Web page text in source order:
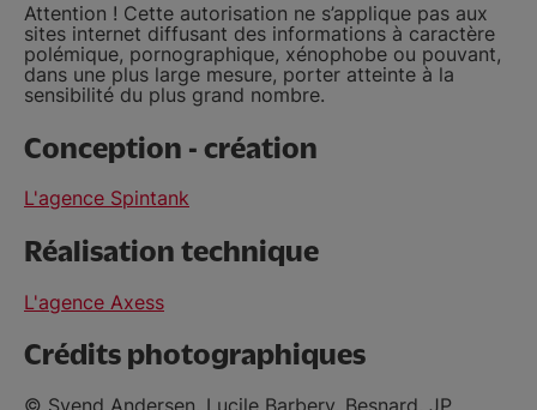
Attention ! Cette autorisation ne s’applique pas aux
sites internet diffusant des informations à caractère
polémique, pornographique, xénophobe ou pouvant,
dans une plus large mesure, porter atteinte à la
sensibilité du plus grand nombre.
Conception - création
L'agence Spintank
Réalisation technique
L'agence Axess
Crédits photographiques
© Svend Andersen, Lucile Barbery, Besnard, JP